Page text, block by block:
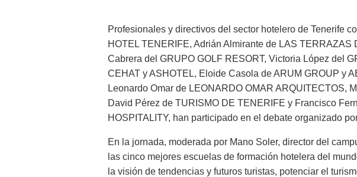
Profesionales y directivos del sector hotelero de Tenerife
HOTEL TENERIFE, Adrián Almirante de LAS TERRAZAS
Cabrera del GRUPO GOLF RESORT, Victoria López del
CEHAT y ASHOTEL, Eloide Casola de ARUM GROUP y
Leonardo Omar de LEONARDO OMAR ARQUITECTOS,
David Pérez de TURISMO DE TENERIFE y Francisco
HOSPITALITY, han participado en el debate organizado
En la jornada, moderada por Mano Soler, director del
las cinco mejores escuelas de formación hotelera del
la visión de tendencias y futuros turistas, potenciar el